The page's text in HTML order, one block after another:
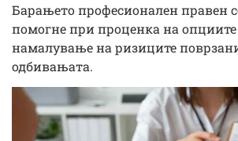
Барањето професионален правен
помогне при проценка на
намалување на ризиците
одбивањата.